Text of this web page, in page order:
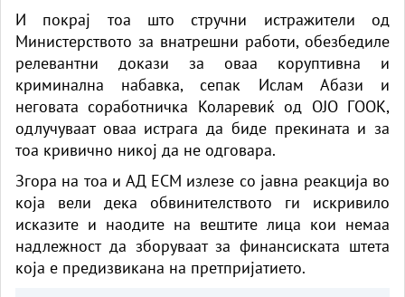
И покрај тоа што стручни истражители од
Министерството за внатрешни работи, обезбедиле
релевантни докази за оваа коруптивна и
криминална набавка, сепак Ислам Абази и
неговата соработничка Коларевиќ од ОЈО ГООК,
одлучуваат оваа истрага да биде прекината и за
тоа кривично никој да не одговара.
Згора на тоа и АД ЕСМ излезе со јавна реакција во
која вели дека обвинителството ги искривило
исказите и наодите на вештите лица кои немаа
надлежност да зборуваат за финансиската штета
која е предизвикана на претпријатието.